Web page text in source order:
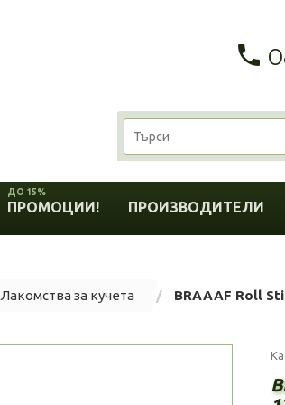
ПРОМОЦИИ!
ДО 15%
ПРОИЗВОДИТЕЛИ
Лакомства за кучета BRAAAF Roll